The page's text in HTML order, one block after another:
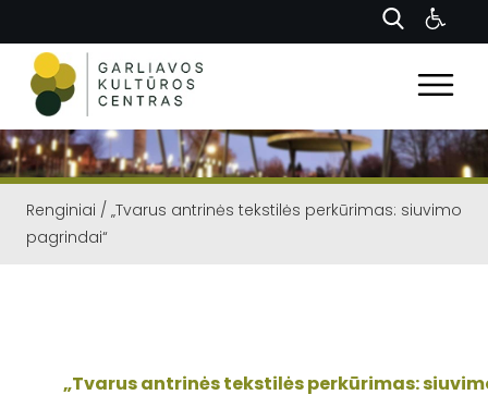
Renginiai / „Tvarus antrinės tekstilės perkūrimas: siuvimo
pagrindai“
„Tvarus antrinės tekstilės perkūrimas: